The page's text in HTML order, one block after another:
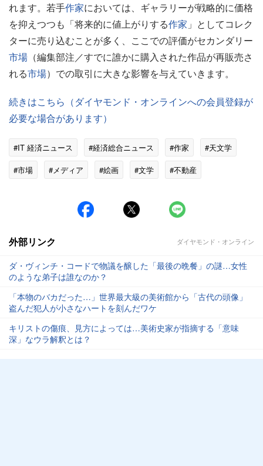
れます。若手作家においては、ギャラリーが戦略的に価格
を抑えつつも「将来的に値上がりする作家 」としてコレク
ターに売り込むことが多く、ここでの評価がセカンダリー
市場 （編集部注／すでに誰かに購入された作品が再販売さ
れる市場）での取引に大きな影響を与えていきます。
続きはこちら（ダイヤモンド・オンラインへの会員登録が
必要な場合があります）
#IT 経済ニュース #経済総合ニュース #作家
#天文学
#市場
#メディア #絵画 #文学 #不動産
外部リンク ダイヤモンド・オンライン
ダ・ヴィンチ・コードで物議を醸した「最後の晩餐」の謎…女性
のような弟子は誰なのか？
「本物のバカだった…」世界最大級の美術館から「古代の頭像」
盗んだ犯人が小さなハートを刻んだワケ
キリストの傷痕、見方によっては…美術史家が指摘する「意味
深」なウラ解釈とは？